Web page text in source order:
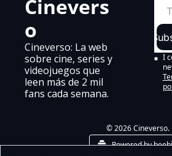
Cinevers
o
Cineverso: La web
sobre cine, series y
videojuegos que
leen más de 2 mil
fans cada semana.
I
© 2026 Cineverso.
Powered by